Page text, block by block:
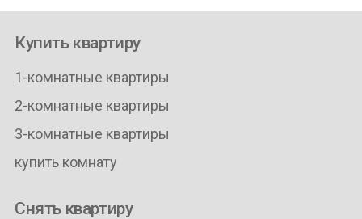
Купить квартиру
1-комнатные квартиры
2-комнатные квартиры
3-комнатные квартиры
купить комнату
Снять квартиру